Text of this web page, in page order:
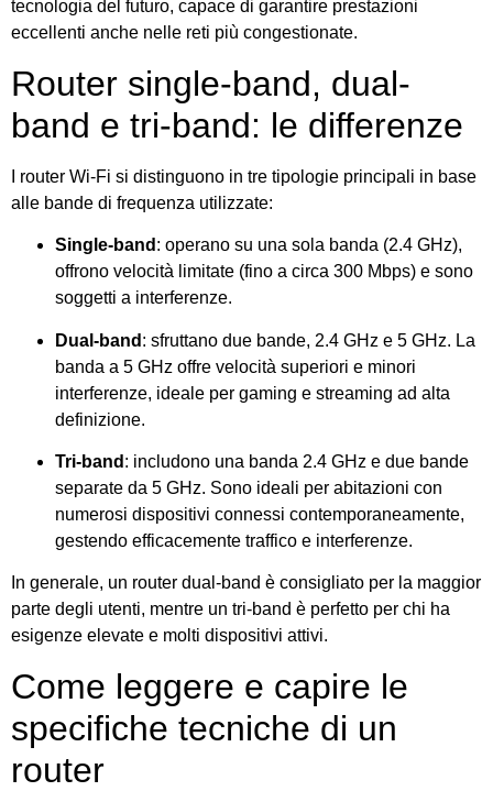
tecnologia del futuro, capace di garantire prestazioni
eccellenti anche nelle reti più congestionate.
Router single-band, dual-
band e tri-band: le differenze
I router Wi-Fi si distinguono in tre tipologie principali in base
alle bande di frequenza utilizzate:
Single-band : operano su una sola banda (2.4 GHz),
offrono velocità limitate (fino a circa 300 Mbps) e sono
soggetti a interferenze.
Dual-band : sfruttano due bande, 2.4 GHz e 5 GHz. La
banda a 5 GHz offre velocità superiori e minori
interferenze, ideale per gaming e streaming ad alta
definizione.
Tri-band : includono una banda 2.4 GHz e due bande
separate da 5 GHz. Sono ideali per abitazioni con
numerosi dispositivi connessi contemporaneamente,
gestendo efficacemente traffico e interferenze.
In generale, un router dual-band è consigliato per la maggior
parte degli utenti, mentre un tri-band è perfetto per chi ha
esigenze elevate e molti dispositivi attivi.
Come leggere e capire le
specifiche tecniche di un
router